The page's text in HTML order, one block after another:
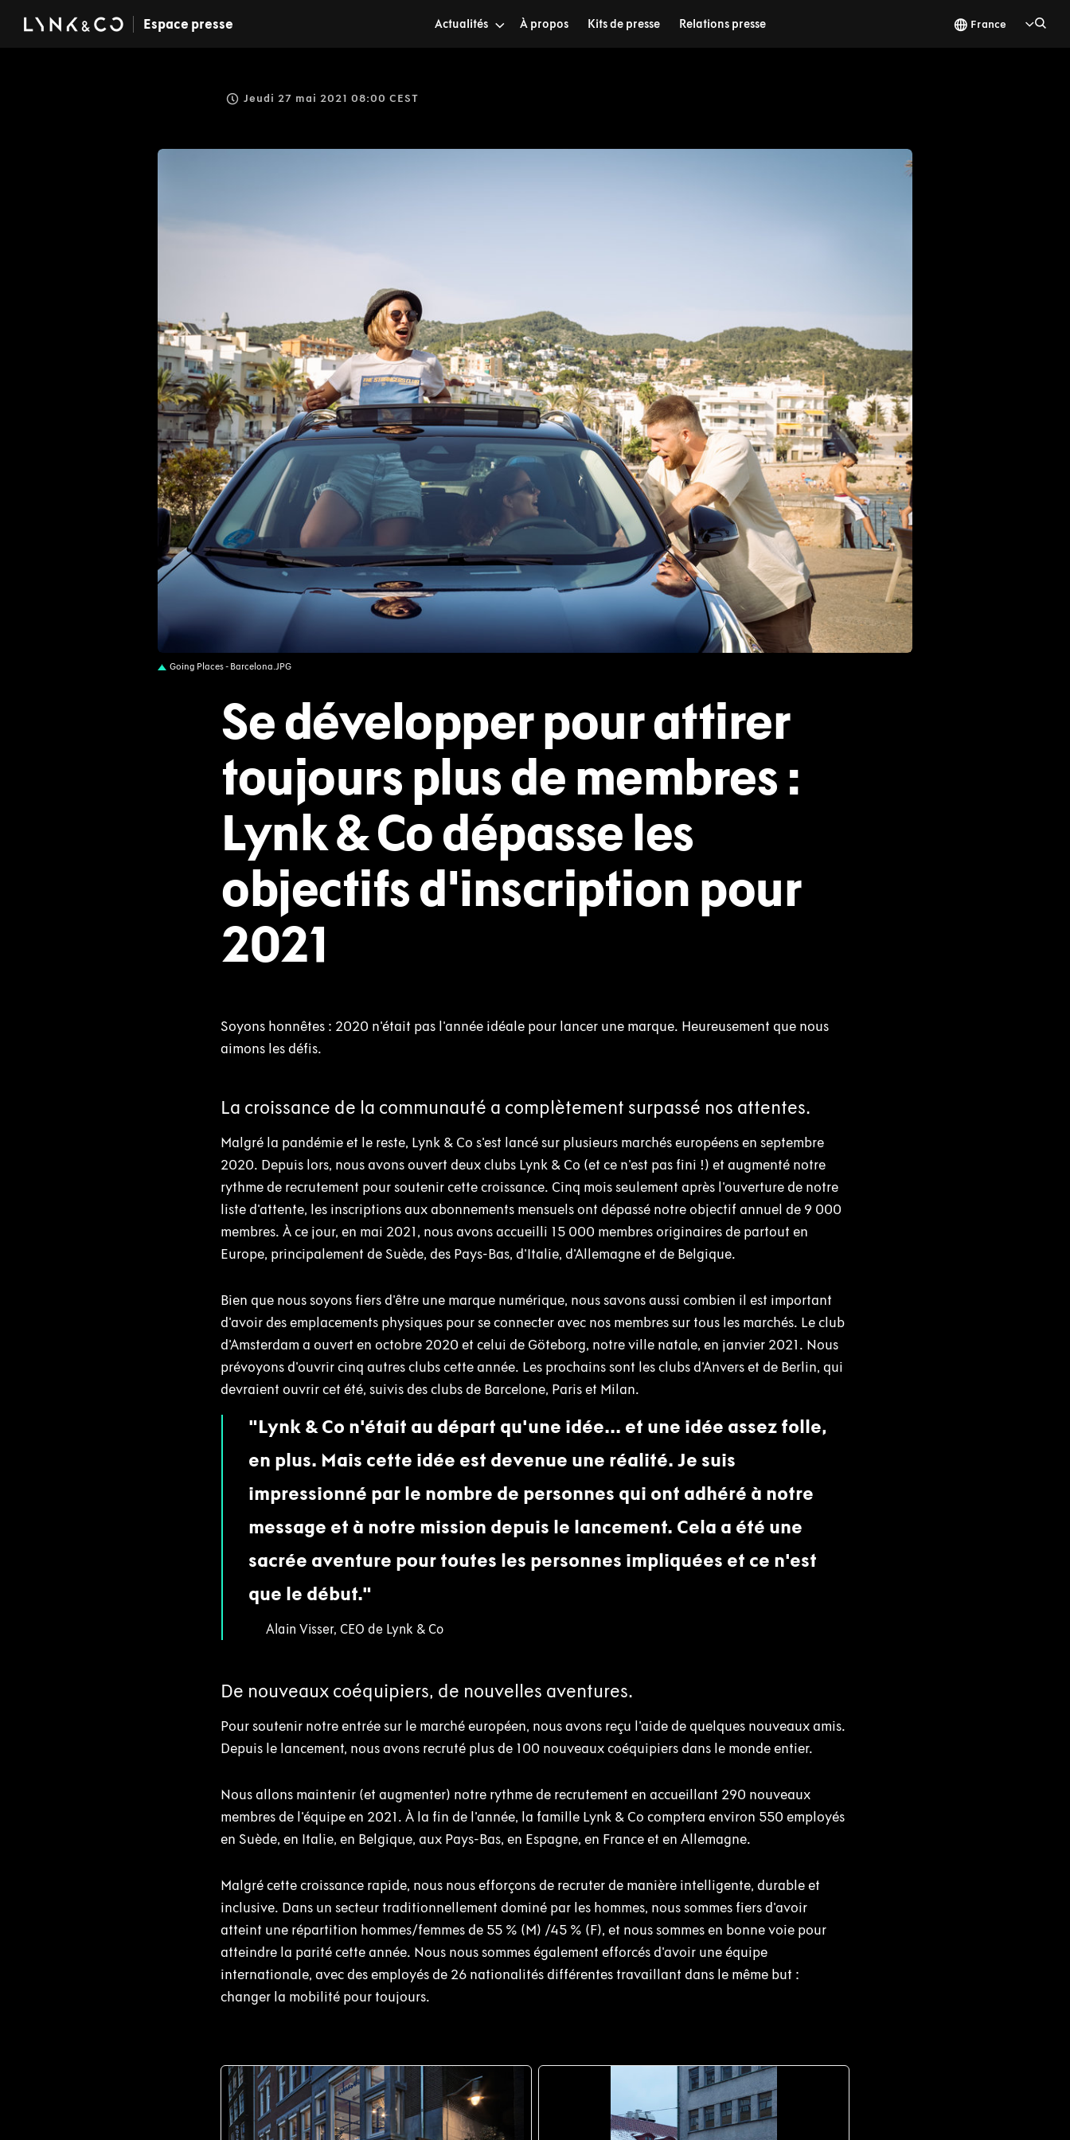
Espace presse Actualités À propos Kits de presse Relations presse France
Jeudi 27 mai 2021 08:00 CEST
Going Places - Barcelona.JPG
Se développer pour attirer
toujours plus de membres :
Lynk & Co dépasse les
objectifs d'inscription pour
2021
Soyons honnêtes : 2020 n'était pas l'année idéale pour lancer une marque. Heureusement que nous
aimons les défis.
La croissance de la communauté a complètement surpassé nos attentes.
Malgré la pandémie et le reste, Lynk & Co s'est lancé sur plusieurs marchés européens en septembre
2020. Depuis lors, nous avons ouvert deux clubs Lynk & Co (et ce n'est pas fini !) et augmenté notre
rythme de recrutement pour soutenir cette croissance. Cinq mois seulement après l'ouverture de notre
liste d'attente, les inscriptions aux abonnements mensuels ont dépassé notre objectif annuel de 9 000
membres. À ce jour, en mai 2021, nous avons accueilli 15 000 membres originaires de partout en
Europe, principalement de Suède, des Pays-Bas, d'Italie, d'Allemagne et de Belgique.
Bien que nous soyons fiers d'être une marque numérique, nous savons aussi combien il est important
d'avoir des emplacements physiques pour se connecter avec nos membres sur tous les marchés. Le club
d'Amsterdam a ouvert en octobre 2020 et celui de Göteborg, notre ville natale, en janvier 2021. Nous
prévoyons d'ouvrir cinq autres clubs cette année. Les prochains sont les clubs d'Anvers et de Berlin, qui
devraient ouvrir cet été, suivis des clubs de Barcelone, Paris et Milan.
Lynk & Co n'était au départ qu'une idée... et une idée assez folle,
en plus. Mais cette idée est devenue une réalité. Je suis
impressionné par le nombre de personnes qui ont adhéré à notre
message et à notre mission depuis le lancement. Cela a été une
sacrée aventure pour toutes les personnes impliquées et ce n'est
que le début.
Alain Visser, CEO de Lynk & Co
De nouveaux coéquipiers, de nouvelles aventures.
Pour soutenir notre entrée sur le marché européen, nous avons reçu l'aide de quelques nouveaux amis.
Depuis le lancement, nous avons recruté plus de 100 nouveaux coéquipiers dans le monde entier.
Nous allons maintenir (et augmenter) notre rythme de recrutement en accueillant 290 nouveaux
membres de l'équipe en 2021. À la fin de l'année, la famille Lynk & Co comptera environ 550 employés
en Suède, en Italie, en Belgique, aux Pays-Bas, en Espagne, en France et en Allemagne.
Malgré cette croissance rapide, nous nous efforçons de recruter de manière intelligente, durable et
inclusive. Dans un secteur traditionnellement dominé par les hommes, nous sommes fiers d'avoir
atteint une répartition hommes/femmes de 55 % (M) /45 % (F), et nous sommes en bonne voie pour
atteindre la parité cette année. Nous nous sommes également efforcés d'avoir une équipe
internationale, avec des employés de 26 nationalités différentes travaillant dans le même but :
changer la mobilité pour toujours.